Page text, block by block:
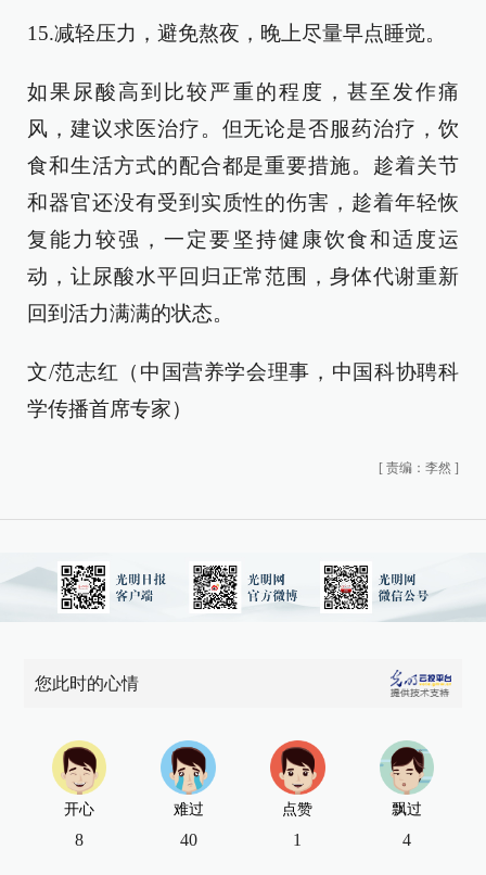
15.减轻压力，避免熬夜，晚上尽量早点睡觉。
如果尿酸高到比较严重的程度，甚至发作痛
风，建议求医治疗。但无论是否服药治疗，饮
食和生活方式的配合都是重要措施。趁着关节
和器官还没有受到实质性的伤害，趁着年轻恢
复能力较强，一定要坚持健康饮食和适度运
动，让尿酸水平回归正常范围，身体代谢重新
回到活力满满的状态。
文/范志红（中国营养学会理事，中国科协聘科
学传播首席专家）
[ 责编：李然 ]
您此时的心情
开心
8
难过
40
点赞
1
飘过
4